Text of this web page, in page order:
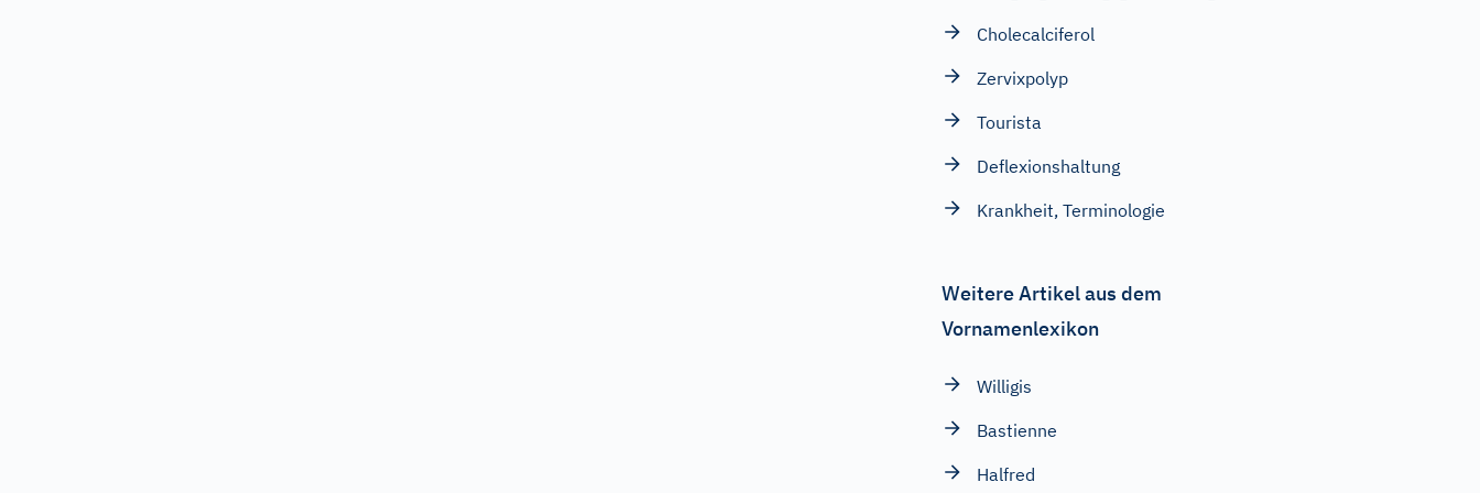
Cholecalciferol
Zervixpolyp
Tourista
Deflexionshaltung
Krankheit, Terminologie
Weitere Artikel aus dem
Vornamenlexikon
Willigis
Bastienne
Halfred